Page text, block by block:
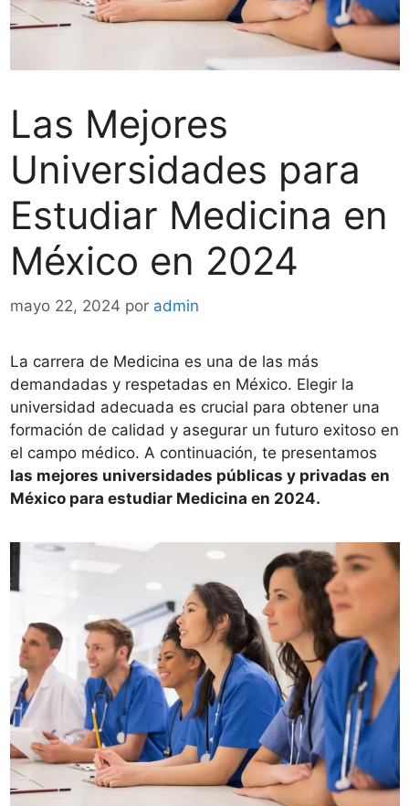
Las Mejores
Universidades para
Estudiar Medicina en
México en 2024
mayo 22, 2024 por admin
La carrera de Medicina es una de las más
demandadas y respetadas en México. Elegir la
universidad adecuada es crucial para obtener una
formación de calidad y asegurar un futuro exitoso en
el campo médico. A continuación, te presentamos
las mejores universidades públicas y privadas en
México para estudiar Medicina en 2024.